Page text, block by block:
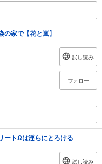
の家で【花と嵐】
試し読み
フォロー
ートΩは淫らにとろける
試し読み